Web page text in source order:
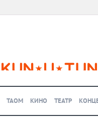
ТАОМ КИНО ТЕАТР